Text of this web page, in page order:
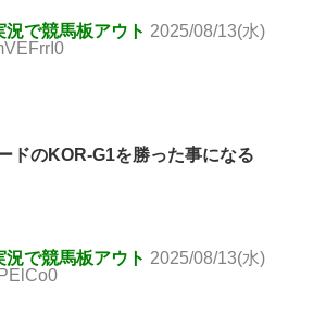
で競馬板アウト 2025/08/13(水)
ドのKOR-G1を勝った事になる
で競馬板アウト 2025/08/13(水)